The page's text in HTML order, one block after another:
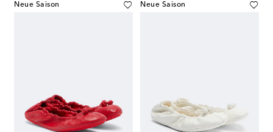
Neue Saison Neue Saison